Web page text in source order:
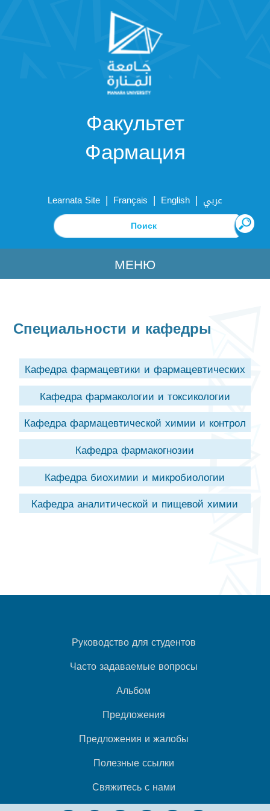
Факультет
Фармация
Learnata Site | Français | English | عربي
МЕНЮ
Специальности и кафедры
Кафедра фармацевтики и фармацевтических
Кафедра фармакологии и токсикологии
Кафедра фармацевтической химии и контрол
Кафедра фармакогнозии
Кафедра биохимии и микробиологии
Кафедра аналитической и пищевой химии
Руководство для студентов
Часто задаваемые вопросы
Альбом
Предложения
Предложения и жалобы
Полезные ссылки
Свяжитесь с нами